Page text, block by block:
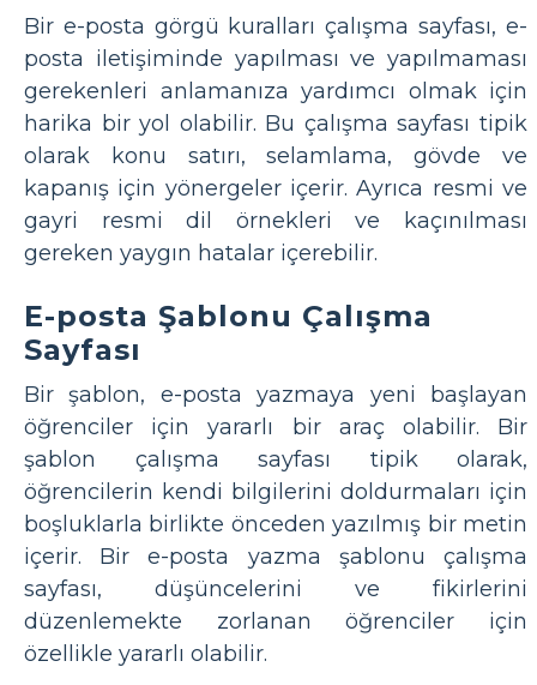
Bir e-posta görgü kuralları çalışma sayfası, e-
posta iletişiminde yapılması ve yapılmaması
gerekenleri anlamanıza yardımcı olmak için
harika bir yol olabilir. Bu çalışma sayfası tipik
olarak konu satırı, selamlama, gövde ve
kapanış için yönergeler içerir. Ayrıca resmi ve
gayri resmi dil örnekleri ve kaçınılması
gereken yaygın hatalar içerebilir.
E-posta Şablonu Çalışma
Sayfası
Bir şablon, e-posta yazmaya yeni başlayan
öğrenciler için yararlı bir araç olabilir. Bir
şablon çalışma sayfası tipik olarak,
öğrencilerin kendi bilgilerini doldurmaları için
boşluklarla birlikte önceden yazılmış bir metin
içerir. Bir e-posta yazma şablonu çalışma
sayfası, düşüncelerini ve fikirlerini
düzenlemekte zorlanan öğrenciler için
özellikle yararlı olabilir.